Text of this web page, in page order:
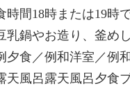
間18時または19時
乳鍋やお造り、釜め
夕食／例和洋室／例
天風呂露天風呂夕食